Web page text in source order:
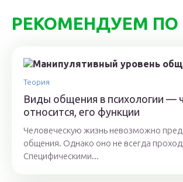
РЕКОМЕНДУЕМ ПО
Теория
Виды общения в психологии —
относится, его функции
Человеческую жизнь невозможно
общения. Однако оно не всегда
Специфическими...